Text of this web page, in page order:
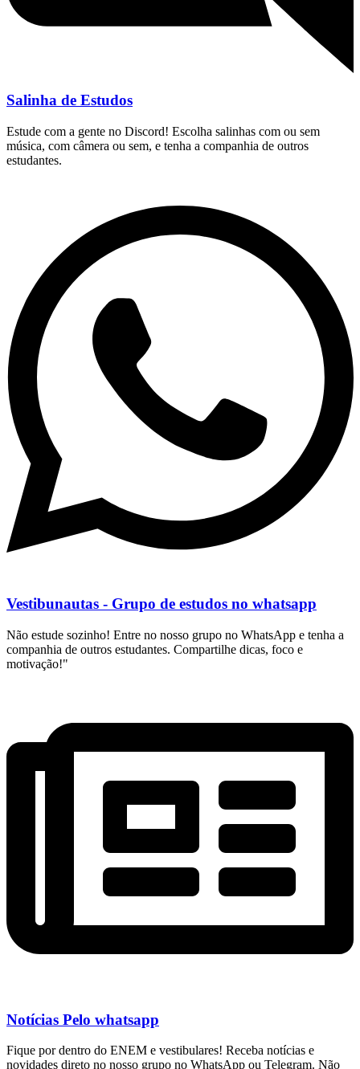
Salinha de Estudos
Estude com a gente no Discord! Escolha salinhas com ou sem
música, com câmera ou sem, e tenha a companhia de outros
estudantes.
Vestibunautas - Grupo de estudos no whatsapp
Não estude sozinho! Entre no nosso grupo no WhatsApp e tenha a
companhia de outros estudantes. Compartilhe dicas, foco e
motivação!"
Notícias Pelo whatsapp
Fique por dentro do ENEM e vestibulares! Receba notícias e
novidades direto no nosso grupo no WhatsApp ou Telegram. Não